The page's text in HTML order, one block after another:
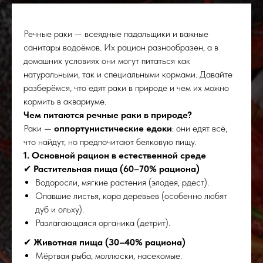
Речные раки — всеядные падальщики и важные
санитары водоёмов. Их рацион разнообразен, а в
домашних условиях они могут питаться как
натуральными, так и специальными кормами. Давайте
разберёмся, что едят раки в природе и чем их можно
кормить в аквариуме.
Чем питаются речные раки в природе?
Раки — оппортунистические едоки: они едят всё,
что найдут, но предпочитают белковую пищу.
1. Основной рацион в естественной среде
✔ Растительная пища (60–70% рациона)
Водоросли, мягкие растения (элодея, рдест).
Опавшие листья, кора деревьев (особенно любят
дуб и ольху).
Разлагающаяся органика (детрит).
✔ Животная пища (30–40% рациона)
Мёртвая рыба, моллюски, насекомые.